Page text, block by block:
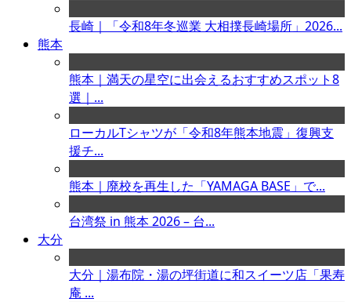
長崎｜「令和8年冬巡業 大相撲長崎場所」2026...
熊本
熊本｜満天の星空に出会えるおすすめスポット8
選｜...
ローカルTシャツが「令和8年熊本地震」復興支
援チ...
熊本｜廃校を再生した「YAMAGA BASE」で...
台湾祭 in 熊本 2026 – 台...
大分
大分｜湯布院・湯の坪街道に和スイーツ店「果寿
庵 ...